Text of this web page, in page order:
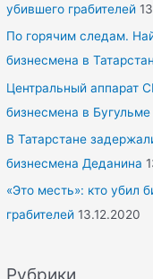
убившего грабителей
По горячим следам.
бизнесмена в
Центральный аппарат
бизнесмена в Бугульме
В Татарстане
бизнесмена Деданина
«Это месть»: кто убил
грабителей 13.12.2020
Рубрики